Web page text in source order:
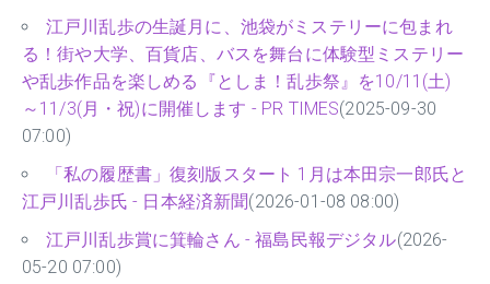
江戸川乱歩の生誕月に、池袋がミステリーに包まれ
る！街や大学、百貨店、バスを舞台に体験型ミステリー
や乱歩作品を楽しめる『としま！乱歩祭』を10/11(土)
～11/3(月・祝)に開催します - PR TIMES(2025-09-30
07:00)
「私の履歴書」復刻版スタート 1月は本田宗一郎氏と
江戸川乱歩氏 - 日本経済新聞(2026-01-08 08:00)
江戸川乱歩賞に箕輪さん - 福島民報デジタル(2026-
05-20 07:00)